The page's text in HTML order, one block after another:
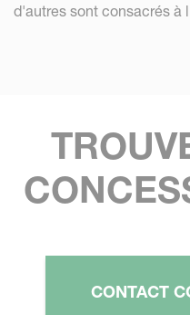
d'autres sont consacrés à
CONTACT